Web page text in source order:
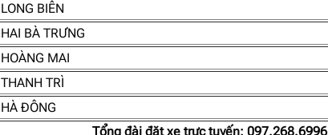
BIÊN
BÀ TRƯNG
MAI
TRÌ
ĐÔNG
Tổng đài đặt xe trực tuyến: 097.268.6996